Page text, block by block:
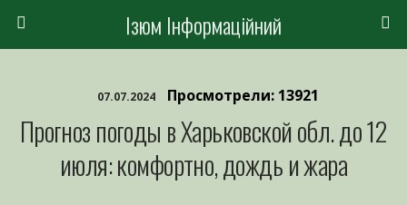
Ізюм Інформаційний
07.07.2024 Просмотрели: 13921
Прогноз погоды в Харьковской обл. до 12
июля: комфортно, дождь и жара